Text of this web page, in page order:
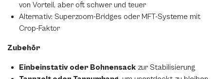
von Vorteil, aber oft schwer und teuer
Alternativ: Superzoom-Bridges oder MFT-Systeme mit
Crop-Faktor
Zubehör
Einbeinstativ oder Bohnensack zur Stabilisierung